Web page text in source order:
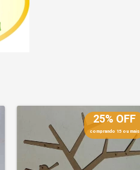
25% OFF
comprando 15 ou mais